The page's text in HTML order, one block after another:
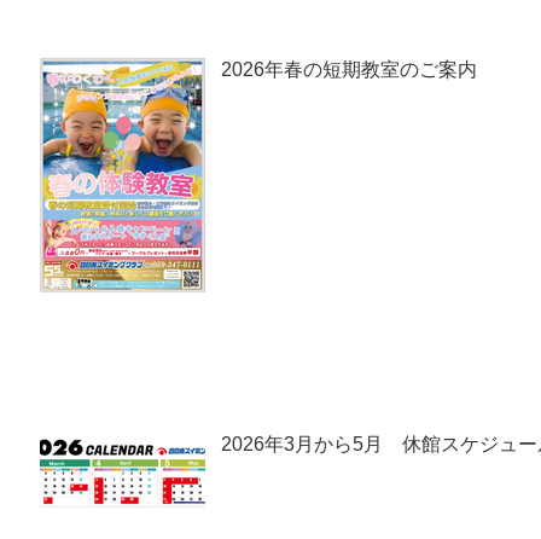
2026年春の短期教室のご案内
2026年3月から5月 休館スケジュー